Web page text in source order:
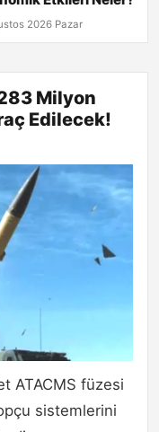
2026 Pazar
Milyon
Edilecek!
ATACMS füzesi
sistemlerini